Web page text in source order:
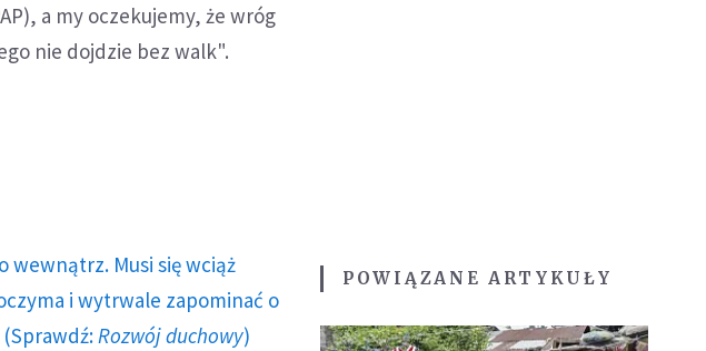
a my oczekujemy, że wróg
nie dojdzie bez walk".
wewnątrz. Musi się wciąż
i wytrwale zapominać o
Rozwój duchowy)
POWIĄZANE ARTYKUŁY